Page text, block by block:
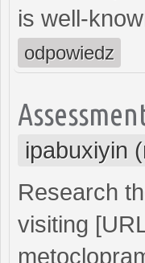
is well-
odpowiedz
ipabuxiyin
Research
visiting